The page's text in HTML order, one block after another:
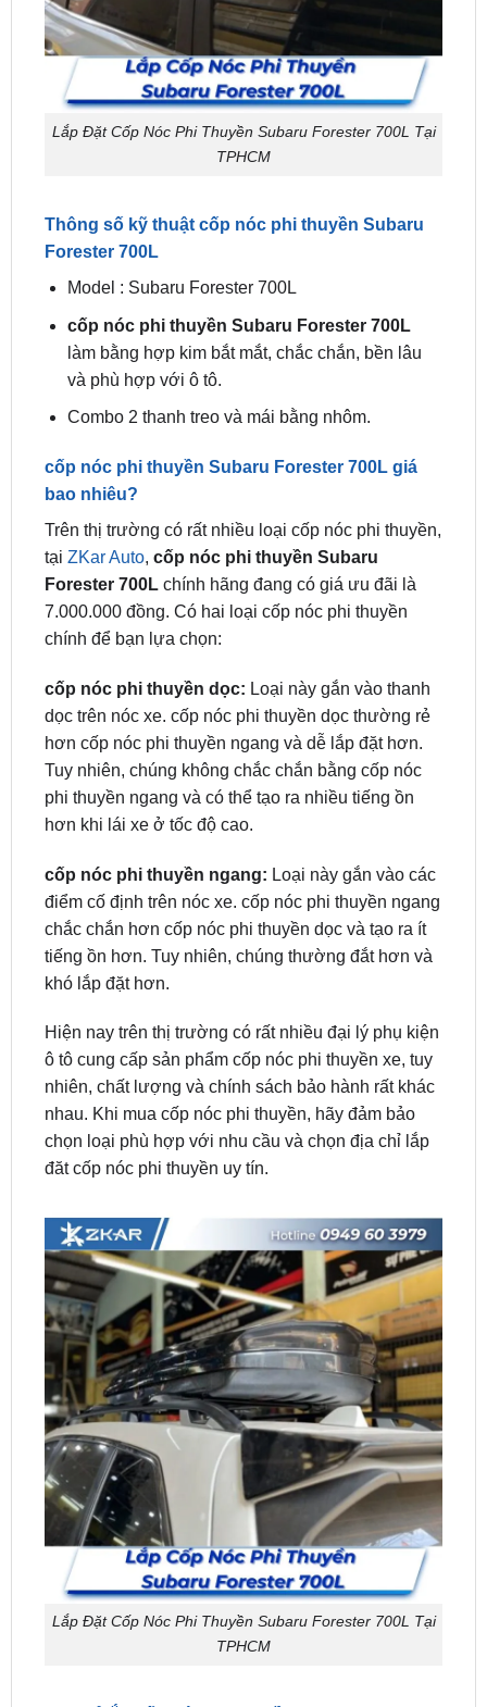
Lắp Đặt Cốp Nóc Phi Thuyền Subaru Forester 700L Tại
TPHCM
Thông số kỹ thuật cốp nóc phi thuyền Subaru
Model : Subaru Forester 700L
làm bằng hợp kim bắt mắt, chắc chắn, bền lâu
và phù hợp với ô tô.
Combo 2 thanh treo và mái bằng nhôm.
cốp nóc phi thuyền Subaru Forester 700L giá
Trên thị trường có rất nhiều loại cốp nóc phi thuyền,
tạiZKar Auto
Forester 700Lchính hãng đang có giá ưu đãi là
7.000.000 đồng. Có hai loại cốp nóc phi thuyền
chính để bạn lựa chọn:
cốp nóc phi thuyền dọc:
hơn cốp nóc phi thuyền ngang và dễ lắp đặt hơn.
Tuy nhiên, chúng không chắc chắn bằng cốp nóc
phi thuyền ngang và có thể tạo ra nhiều tiếng ồn
hơn khi lái xe ở tốc độ cao.
cốp nóc phi thuyền ngang:
chắc chắn hơn cốp nóc phi thuyền dọc và tạo ra ít
tiếng ồn hơn. Tuy nhiên, chúng thường đắt hơn và
khó lắp đặt hơn.
Hiện nay trên thị trường có rất nhiều đại lý phụ kiện
nhiên, chất lượng và chính sách bảo hành rất khác
nhau. Khi mua cốp nóc phi thuyền, hãy đảm bảo
chọn loại phù hợp với nhu cầu và chọn địa chỉ lắp
đăt cốp nóc phi thuyền uy tín.
Lắp Đặt Cốp Nóc Phi Thuyền Subaru Forester 700L Tại
TPHCM
Địa chỉ lắp cốp nóc phi thuyền Subaru Forester